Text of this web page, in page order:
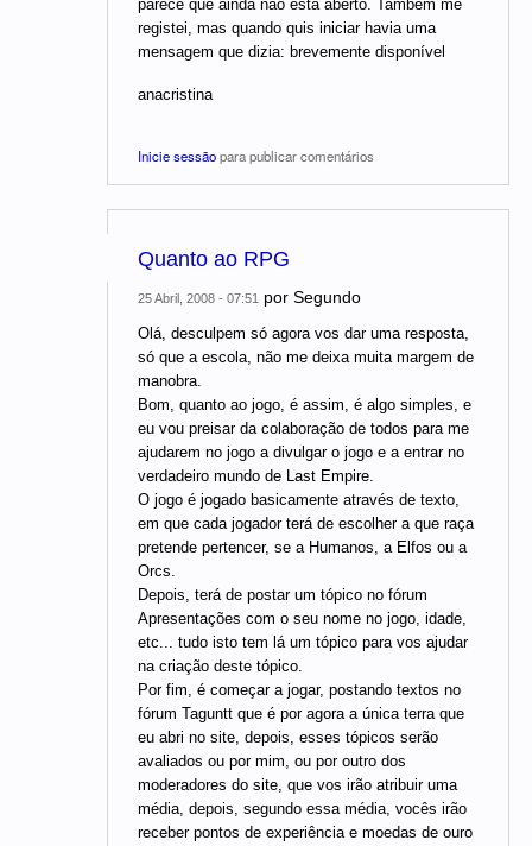
parece que ainda não está aberto. Também me
registei, mas quando quis iniciar havia uma
mensagem que dizia: brevemente disponível
anacristina
Inicie sessãopara publicar comentários
Quanto ao RPG
25 Abril, 2008 - 07:51 por Segundo
Olá, desculpem só agora vos dar uma resposta,
só que a escola, não me deixa muita margem de
manobra.
Bom, quanto ao jogo, é assim, é algo simples, e
eu vou preisar da colaboração de todos para me
ajudarem no jogo a divulgar o jogo e a entrar no
verdadeiro mundo de Last Empire.
O jogo é jogado basicamente através de texto,
em que cada jogador terá de escolher a que raça
pretende pertencer, se a Humanos, a Elfos ou a
Orcs.
Depois, terá de postar um tópico no fórum
Apresentações com o seu nome no jogo, idade,
etc... tudo isto tem lá um tópico para vos ajudar
na criação deste tópico.
Por fim, é começar a jogar, postando textos no
fórum Taguntt que é por agora a única terra que
eu abri no site, depois, esses tópicos serão
avaliados ou por mim, ou por outro dos
moderadores do site, que vos irão atribuir uma
média, depois, segundo essa média, vocês irão
receber pontos de experiência e moedas de ouro